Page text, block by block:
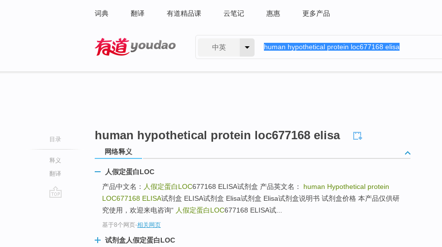
词典 翻译 有道精品课 云笔记 惠惠 更多产品
中英
目录
释义
翻译
human hypothetical protein loc677168 elisa
网络释义
人假定蛋白LOC
产品中文名： 人假定蛋白LOC677168 ELISA试剂盒 产品英文名： human Hypothetical protein
LOC677168 ELISA试剂盒 ELISA试剂盒 Elisa试剂盒 Elisa试剂盒说明书 试剂盒价格 本产品仅供研
究使用，欢迎来电咨询“ 人假定蛋白LOC677168 ELISA试...
基于8个网页-相关网页
试剂盒人假定蛋白LOC